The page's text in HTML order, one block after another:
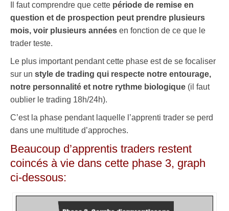
Il faut comprendre que cette période de remise en
question et de prospection peut prendre plusieurs
mois, voir plusieurs années en fonction de ce que le
trader teste.
Le plus important pendant cette phase est de se focaliser
sur un style de trading qui respecte notre entourage,
notre personnalité et notre rythme biologique (il faut
oublier le trading 18h/24h).
C’est la phase pendant laquelle l’apprenti trader se perd
dans une multitude d’approches.
Beaucoup d’apprentis traders restent
coincés à vie dans cette phase 3, graph
ci-dessous: